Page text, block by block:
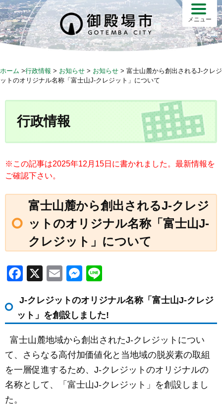
S
k
i
p
c
メニュー
ホーム >行政情報 > お知らせ > お知らせ > 富士山麓から創出されるJ-クレジ
ットのオリジナル名称「富士山J-クレジット」について
行政情報
※この記事は2025年12月15日に書かれました。最新情報を
ご確認下さい。
富士山麓から創出されるJ-クレジ
ットのオリジナル名称「富士山J-
クレジット」について
F
c
e
b
o
o
k
X
E
ail
M
ss
e
n
g
er
e
J-クレジットのオリジナル名称「富士山J-クレジ
ット」を創設しました!
富士山麓地域から創出されたJ-クレジットについ
て、さらなる高付加価値化と当地域の脱炭素の取組
を一層促進するため、J-クレジットのオリジナルの
名称として、「富士山J-クレジット」を創設しまし
た。